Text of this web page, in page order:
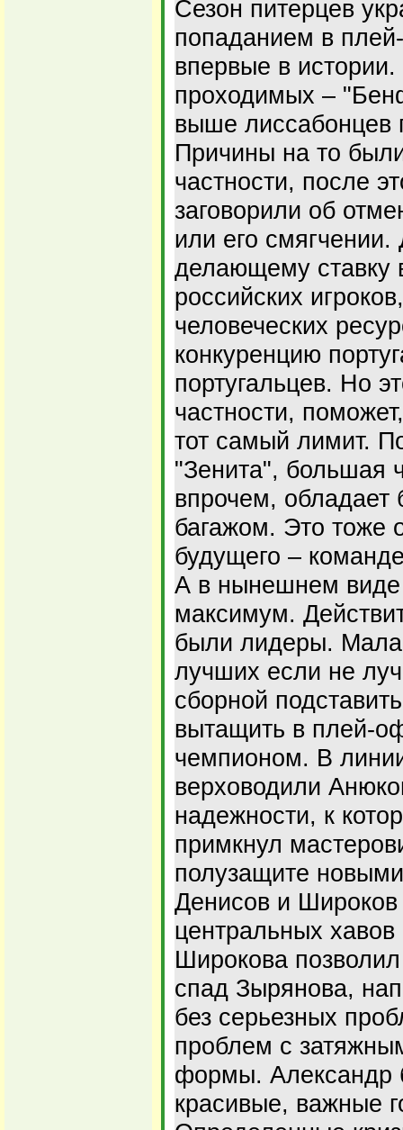
Сезон питерцев
попаданием в
впервые в
проходимых –
выше лиссабонцев
Причины на то
частности, после
заговорили об
или его смягчении.
делающему ставку
российских
человеческих
конкуренцию
португальцев. Но
частности,
тот самый лимит.
"Зенита", большая
впрочем,
багажом. Это тоже
будущего –
А в нынешнем
максимум.
были лидеры.
лучших если не
сборной
вытащить в плей-
чемпионом. В
верховодили
надежности, к
примкнул
полузащите
Денисов и
центральных
Широкова
спад Зырянова,
без серьезных
проблем с
формы. Александр
красивые, важные